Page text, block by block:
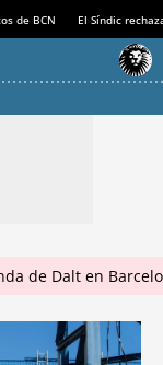
de BCN El Síndic
de Dalt en